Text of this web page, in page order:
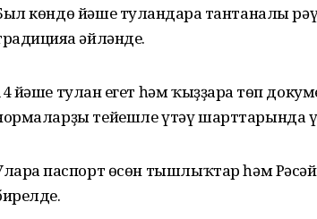
көндө йәше тулғандарға тантаналы
әйләнде.
йәше тулған егет һәм ҡыҙҙарға төп
тейешле үтәү шарттарында
паспорт өсөн тышлыҡтар һәм